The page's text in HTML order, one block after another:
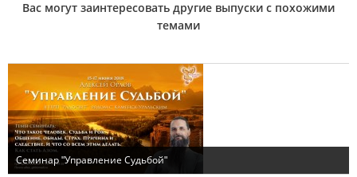
Вас могут заинтересовать другие выпуски с похожими
темами